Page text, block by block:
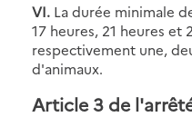
VI. La durée minimale
17 heures, 21 heures et
respectivement une,
d'animaux.
Article 3 de